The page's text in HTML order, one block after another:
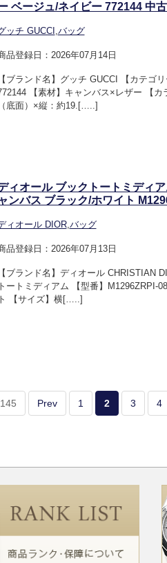
ベージュ/ネイビー 772144 中
ッチ GUCCI ,バッグ
品登録日：2026年07月14日
【ブランド名】グッチ GUCCI 【カテゴ
【素材】キャンバス×レザー 【
（底面）×縦：約19.[…..]
ィオール ブックトートミディ
ンバス ブラック/ホワイト
ィオール DIOR,バッグ
品登録日：2026年07月13日
【ブランド名】ディオール CHRISTIAN
トートミディアム 【型番】M1296ZRPI-
ト 【サイズ】横[…..]
Prev 1 2 3 4